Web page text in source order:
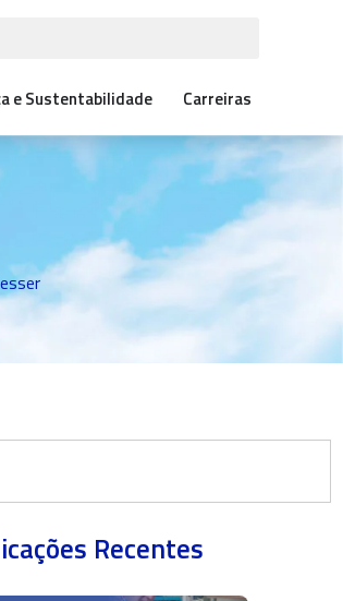
e Sustentabilidade Carreiras
Recentes